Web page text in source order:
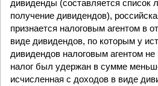
дивиденды (составляется список
получение дивидендов),
признается налоговым агентом в
виде дивидендов, по которым у
дивидендов налоговым агентом
налог был удержан в сумме
исчисленная с доходов в виде